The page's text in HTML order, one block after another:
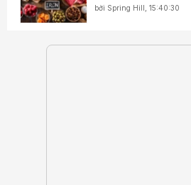
bởi Spring Hill ,15:40:30